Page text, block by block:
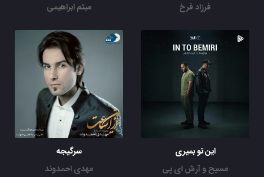
فرزاد فرخ
میثم ابراهیمی
این تو بمیری
مسیح و آرش ای پی
سرگیجه
مهدی احمدوند